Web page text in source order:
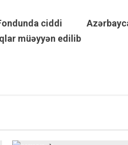
ciddi
müəyyən edilib